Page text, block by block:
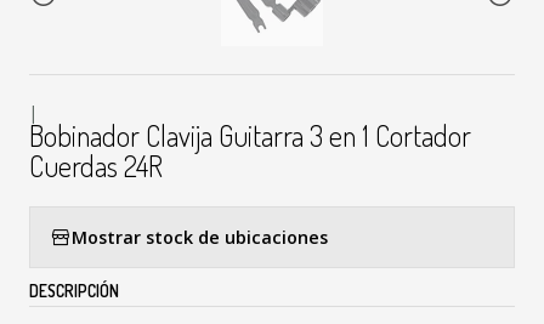
|
Bobinador Clavija Guitarra 3 en 1 Cortador
Cuerdas 24R
Mostrar stock de ubicaciones
DESCRIPCIÓN